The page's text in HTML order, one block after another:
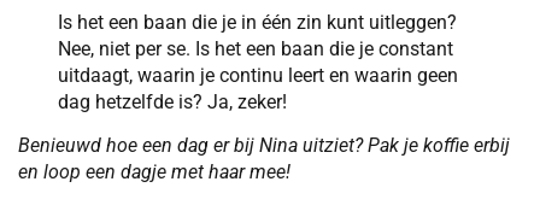
Is het een baan die je in één zin kunt uitleggen?
Nee, niet per se. Is het een baan die je constant
uitdaagt, waarin je continu leert en waarin geen
dag hetzelfde is? Ja, zeker!
Benieuwd hoe een dag er bij Nina uitziet? Pak je koffie erbij
en loop een dagje met haar mee!